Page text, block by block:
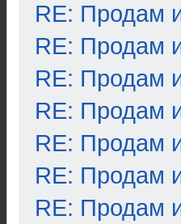
RE: Продам
RE: Продам
RE: Продам
RE: Продам
RE: Продам
RE: Продам
RE: Продам